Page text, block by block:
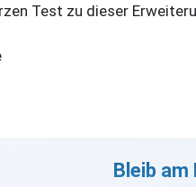
Test zu dieser
Bleib am